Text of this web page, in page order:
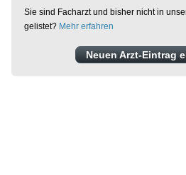
Sie sind Facharzt und bisher nicht in
gelistet? Mehr erfahren
Neuen Arzt-Eintrag